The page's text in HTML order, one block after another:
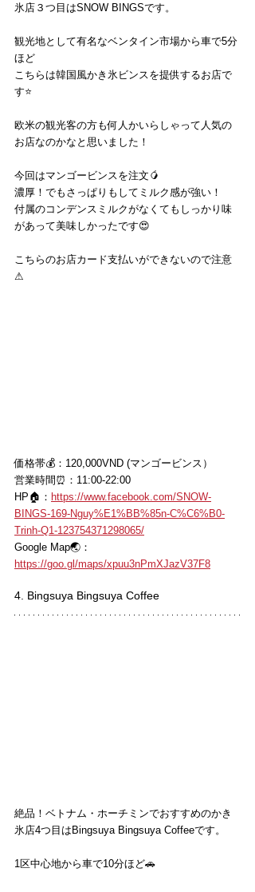
氷店３つ目はSNOW BINGSです。
観光地として有名なベンタイン市場から車で5分
ほど
こちらは韓国風かき氷ビンスを提供するお店で
す⭐️
欧米の観光客の方も何人かいらしゃって人気の
お店なのかなと思いました！
今回はマンゴービンスを注文🥭
濃厚！でもさっぱりもしてミルク感が強い！
付属のコンデンスミルクがなくてもしっかり味
があって美味しかったです😍
こちらのお店カード支払いができないので注意
⚠
価格帯💰：120,000VND (マンゴービンス）
営業時間⏰：11:00-22:00
HP🏠： https://www.facebook.com/SNOW-
BINGS-169-Nguy%E1%BB%85n-C%C6%B0-
Trinh-Q1-123754371298065/
Google Map🌏：
https://goo.gl/maps/xpuu3nPmXJazV37F8
4. Bingsuya Bingsuya Coffee
絶品！ベトナム・ホーチミンでおすすめのかき
氷店4つ目はBingsuya Bingsuya Coffeeです。
1区中心地から車で10分ほど🚗